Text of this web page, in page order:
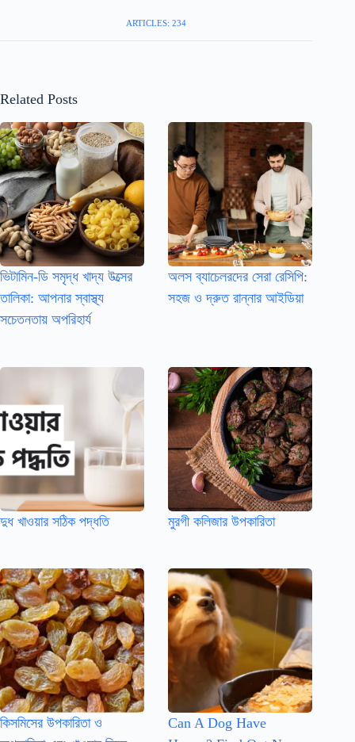
ARTICLES: 234
Related Posts
ভিটামিন-ডি সমৃদ্ধ খাদ্য উত্সের
তালিকা: আপনার স্বাস্থ্য
সচেতনতায় অপরিহার্য
অলস ব্যাচেলরদের সেরা রেসিপি:
সহজ ও দ্রুত রান্নার আইডিয়া
দুধ খাওয়ার সঠিক পদ্ধতি মুরগী কলিজার উপকারিতা
কিসমিসের উপকারিতা ও
Can A Dog Have